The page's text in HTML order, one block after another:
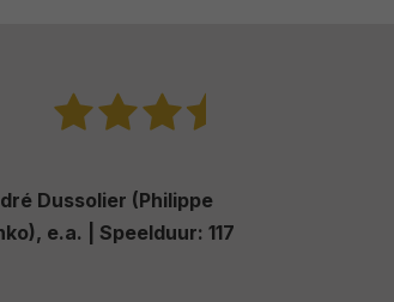
Dussolier (Philippe
e.a. | Speelduur: 117